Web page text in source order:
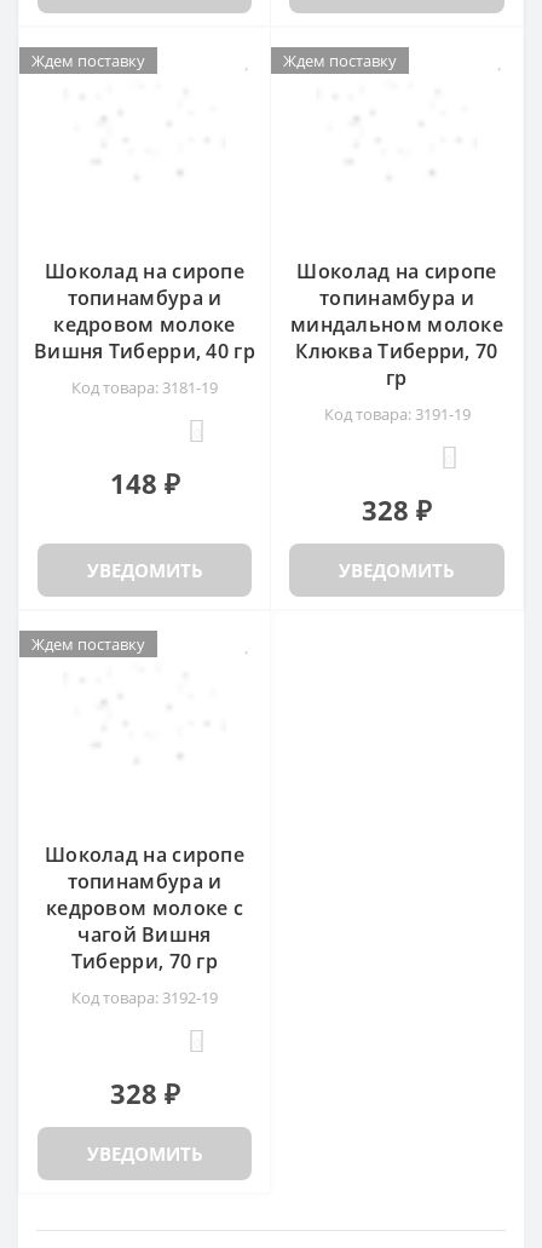
Ждем поставку
Шоколад на сиропе
топинамбура и
кедровом молоке
Вишня Тиберри, 40 гр
Код товара: 3181-19
148 ₽
УВЕДОМИТЬ
Ждем поставку
Шоколад на сиропе
топинамбура и
миндальном молоке
Клюква Тиберри, 70
гр
Код товара: 3191-19
328 ₽
УВЕДОМИТЬ
Ждем поставку
Шоколад на сиропе
топинамбура и
кедровом молоке с
чагой Вишня
Тиберри, 70 гр
Код товара: 3192-19
328 ₽
УВЕДОМИТЬ